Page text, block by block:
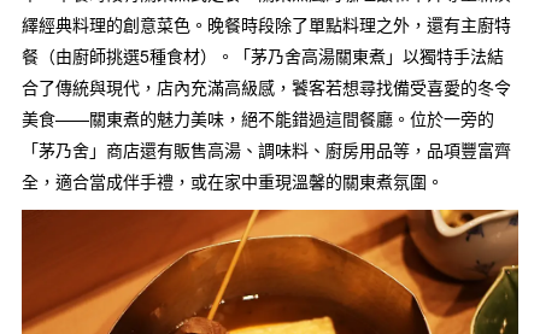
繹經典料理的創意菜色。晚餐時段除了單點料理之外，還有主廚特
餐（由廚師挑選5種食材）。「茅乃舍高湯關東煮」以獨特手法結
合了傳統與現代，店內充滿高級感，饕客若想尋找備受喜愛的冬令
美食——關東煮的魅力美味，絕不能錯過這間餐廳。位於一旁的
「茅乃舍」商店還有販售高湯、調味料、廚房用品等，品項豐富齊
全，適合當成伴手禮，或在家中重現溫馨的關東煮氛圍。